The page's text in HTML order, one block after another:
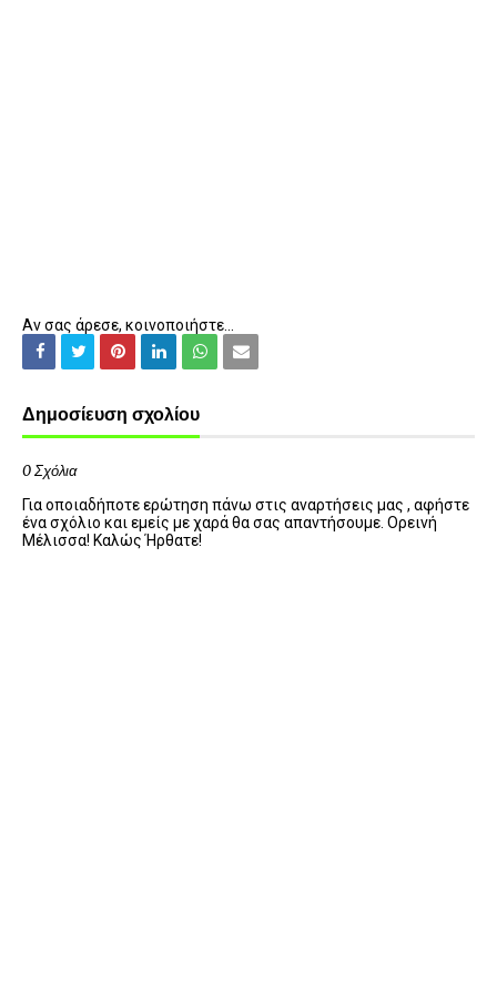
Αν σας άρεσε, κοινοποιήστε...
Δημοσίευση σχολίου
0 Σχόλια
Για οποιαδήποτε ερώτηση πάνω στις αναρτήσεις μας , αφήστε
ένα σχόλιο και εμείς με χαρά θα σας απαντήσουμε. Ορεινή
Μέλισσα! Καλώς Ήρθατε!